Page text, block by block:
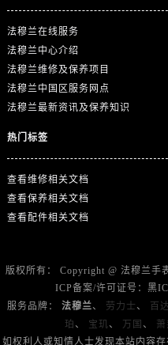
法穆兰在线服务
法穆兰中心介绍
法穆兰维修及保养项目
法穆兰中国区服务网点
法穆兰最新资讯及保养知识
热门标签
查看维修相关文档
查看保养相关文档
查看配件相关文档
版权所有： Copyright @ 法穆兰手
ICP备案/许可证号： 黑
服务品牌： 法穆兰、 劳力士 、 百
珀 、 宝玑、 万国 、 萧
如权利人或知情人士发现本站内容